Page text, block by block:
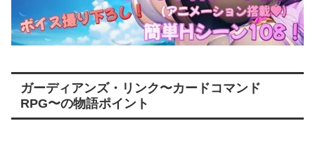
ガーディアンズ・リンク〜カードコマンド
RPG〜の物語ポイント